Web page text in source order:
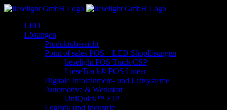
Zum
springenLED
Lösungen
Produktübersicht
Point of sales POS – LED Shoplösungen
lieselight POS Track CSP
LieseTrack® POS Linear
Digitale Infotainment- und Leitsysteme
Automotive & Werkstatt
UniQuick™ EIP
Logistik und Industrie